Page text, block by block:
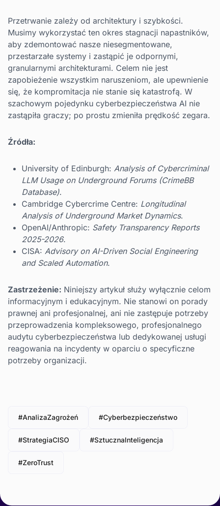
Przetrwanie zależy od architektury i szybkości.
Musimy wykorzystać ten okres stagnacji napastników,
aby zdemontować nasze niesegmentowane,
przestarzałe systemy i zastąpić je odpornymi,
granularnymi architekturami. Celem nie jest
zapobieżenie wszystkim naruszeniom, ale upewnienie
się, że kompromitacja nie stanie się katastrofą. W
szachowym pojedynku cyberbezpieczeństwa AI nie
zastąpiła graczy; po prostu zmieniła prędkość zegara.
Źródła:
University of Edinburgh: Analysis of Cybercriminal
LLM Usage on Underground Forums (CrimeBB
Database).
Cambridge Cybercrime Centre: Longitudinal
Analysis of Underground Market Dynamics.
OpenAI/Anthropic: Safety Transparency Reports
2025-2026.
CISA: Advisory on AI-Driven Social Engineering
and Scaled Automation.
Zastrzeżenie: Niniejszy artykuł służy wyłącznie celom
informacyjnym i edukacyjnym. Nie stanowi on porady
prawnej ani profesjonalnej, ani nie zastępuje potrzeby
przeprowadzenia kompleksowego, profesjonalnego
audytu cyberbezpieczeństwa lub dedykowanej usługi
reagowania na incydenty w oparciu o specyficzne
potrzeby organizacji.
#AnalizaZagrożeń #Cyberbezpieczeństwo
#StrategiaCISO #SztucznaInteligencja
#ZeroTrust